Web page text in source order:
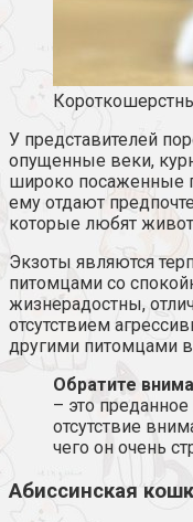
У представителей
опущенные веки,
широко посаженные
ему отдают
которые любят
Экзоты являются
питомцами со
жизнерадостны,
отсутствием
другими питомцами
Обратите
– это
отсутствие
чего он очень
Абиссинская